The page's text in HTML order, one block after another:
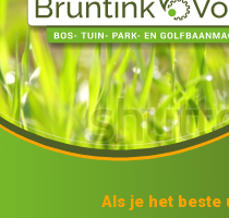
Als je het beste